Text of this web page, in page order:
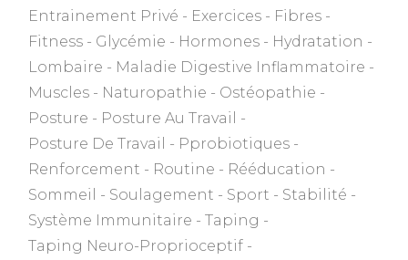
Entrainement Privé
Exercices
Fibres
Fitness
Glycémie Hormones
Hydratation
Lombaire
Maladie Digestive Inflammatoire
Muscles
Naturopathie
Ostéopathie
Posture
Posture Au Travail
Posture De Travail
Pprobiotiques
Renforcement
Routine
Rééducation
Sommeil
Soulagement Sport
Stabilité
Système Immunitaire
Taping
Taping Neuro-Proprioceptif